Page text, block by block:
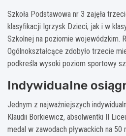
Szkoła Podstawowa nr 3 zajęła
klasyfikacji Igrzysk Dzieci, jak i w
Szkolnej na poziomie wojewódzkim.
Ogólnokształcące zdobyło trzecie
podkreśla wysoki poziom sportowy
Indywidualne
Jednym z najważniejszych
Klaudii Borkiewicz, absolwentki II
medal w zawodach pływackich na